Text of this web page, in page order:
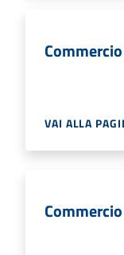
VAI ALLA